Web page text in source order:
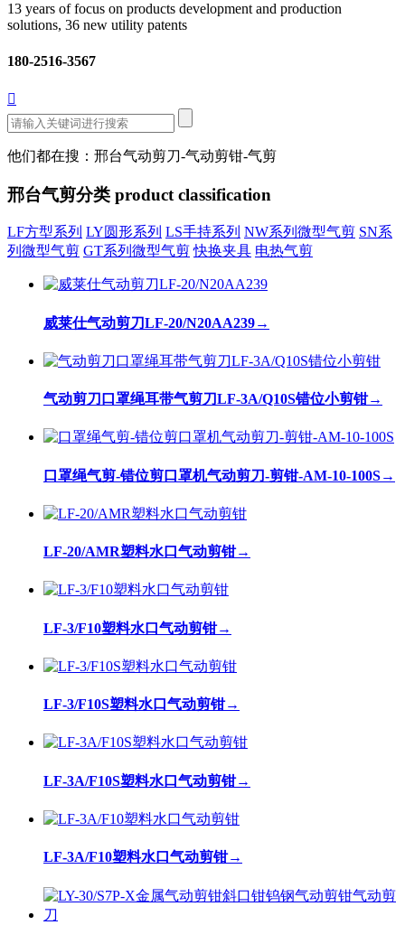
13 years of focus on products development and production
solutions, 36 new utility patents
180-2516-3567

他们都在搜：邢台气动剪刀-气动剪钳-气剪
邢台气剪分类 product classification
LF方型系列 LY圆形系列 LS手持系列 NW系列微型气剪 SN系
列微型气剪 GT系列微型气剪 快换夹具 电热气剪
威莱仕气动剪刀LF-20/N20AA239→
气动剪刀口罩绳耳带气剪刀LF-3A/Q10S错位小剪钳→
口罩绳气剪-错位剪口罩机气动剪刀-剪钳-AM-10-100S→
LF-20/AMR塑料水口气动剪钳→
LF-3/F10塑料水口气动剪钳→
LF-3/F10S塑料水口气动剪钳→
LF-3A/F10S塑料水口气动剪钳→
LF-3A/F10塑料水口气动剪钳→